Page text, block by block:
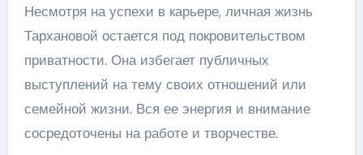
Несмотря на успехи в карьере, личная жизнь
Тархановой остается под покровительством
приватности. Она избегает публичных
выступлений на тему своих отношений или
семейной жизни. Вся ее энергия и внимание
сосредоточены на работе и творчестве.